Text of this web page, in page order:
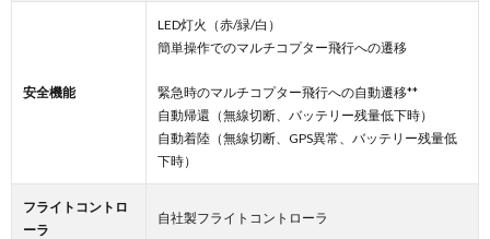
安全機能
LED灯火（赤/緑/白）
簡単操作でのマルチコプター飛行への遷移
緊急時のマルチコプター飛行への自動遷移**
自動帰還（無線切断、バッテリー残量低下時）
自動着陸（無線切断、GPS異常、バッテリー残量低
下時）
フライトコントロ
ーラ
自社製フライトコントローラ